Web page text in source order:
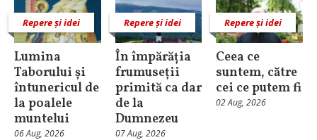
Repere și idei
Lumina
Taborului și
întunericul de
la poalele
muntelui
06 Aug, 2026
Repere și idei
În împărăția
frumuseții
primită ca dar
de la
Dumnezeu
07 Aug, 2026
Repere și idei
Ceea ce
suntem, către
cei ce putem fi
02 Aug, 2026